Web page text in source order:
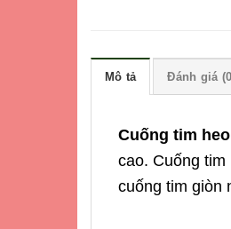
Mô tả Đánh giá
Cuống tim heo
cao. Cuống
cuống tim giòn